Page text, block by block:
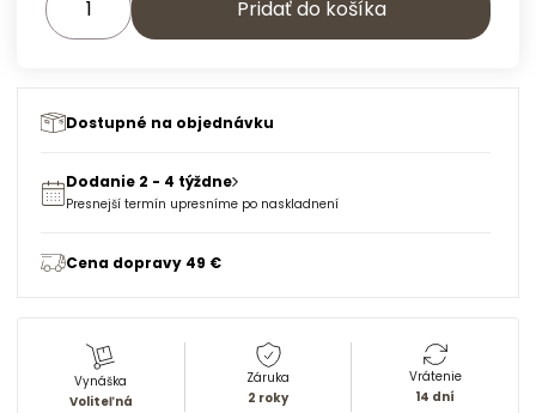
Pridať do košíka
Dostupné na objednávku
Dodanie 2 - 4 týždne
Presnejší termín upresníme po naskladnení
Cena dopravy 49 €
Vynáška
Voliteľná
Záruka
2 roky
Vrátenie
14 dní